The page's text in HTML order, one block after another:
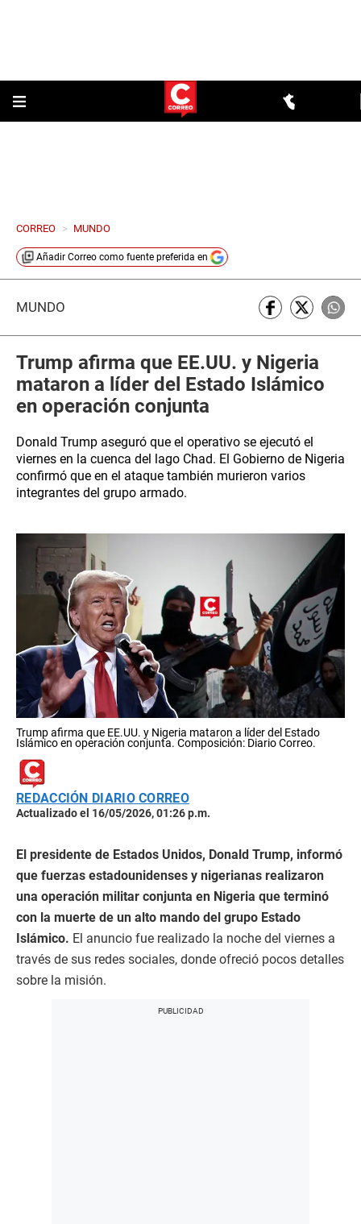
CORREO > MUNDO
Añadir Correo como fuente preferida en
MUNDO
Trump afirma que EE.UU. y Nigeria
mataron a líder del Estado Islámico
en operación conjunta
Donald Trump aseguró que el operativo se ejecutó el
viernes en la cuenca del lago Chad. El Gobierno de Nigeria
confirmó que en el ataque también murieron varios
integrantes del grupo armado.
Trump afirma que EE.UU. y Nigeria mataron a líder del Estado
Islámico en operación conjunta. Composición: Diario Correo.
REDACCIÓN DIARIO CORREO
Actualizado el 16/05/2026, 01:26 p.m.
El presidente de Estados Unidos, Donald Trump, informó
que fuerzas estadounidenses y nigerianas realizaron
una operación militar conjunta en Nigeria que terminó
con la muerte de un alto mando del grupo Estado
Islámico. El anuncio fue realizado la noche del viernes a
través de sus redes sociales, donde ofreció pocos detalles
sobre la misión.